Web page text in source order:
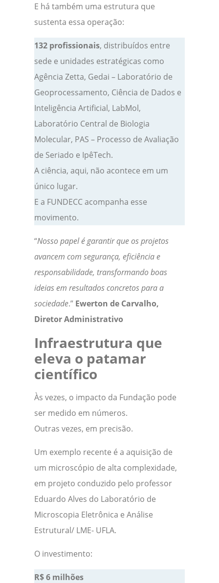
E há também uma estrutura que
sustenta essa operação:
132 profissionais, distribuídos entre
sede e unidades estratégicas como
Agência Zetta, Gedai – Laboratório de
Geoprocessamento, Ciência de Dados e
Inteligência Artificial, LabMol,
Laboratório Central de Biologia
Molecular, PAS – Processo de Avaliação
de Seriado e IpêTech.
A ciência, aqui, não acontece em um
único lugar.
E a FUNDECC acompanha esse
movimento.
“Nosso papel é garantir que os projetos
avancem com segurança, eficiência e
responsabilidade, transformando boas
ideias em resultados concretos para a
sociedade.” Ewerton de Carvalho,
Diretor Administrativo
Infraestrutura que
eleva o patamar
científico
Às vezes, o impacto da Fundação pode
ser medido em números.
Outras vezes, em precisão.
Um exemplo recente é a aquisição de
um microscópio de alta complexidade,
em projeto conduzido pelo professor
Eduardo Alves do Laboratório de
Microscopia Eletrônica e Análise
Estrutural/ LME- UFLA.
O investimento:
R$ 6 milhões